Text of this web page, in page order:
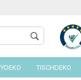
TISCHDEKO